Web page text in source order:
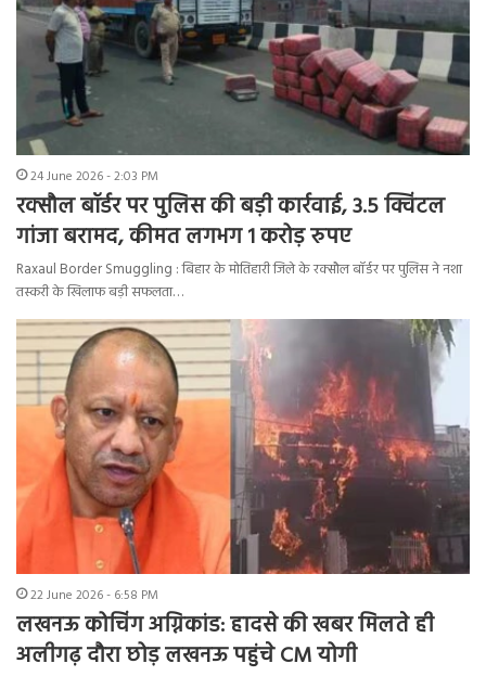
24 June 2026 - 2:03 PM
रक्सौल बॉर्डर पर पुलिस की बड़ी कार्रवाई, 3.5 क्विंटल
गांजा बरामद, कीमत लगभग 1 करोड़ रुपए
Raxaul Border Smuggling : बिहार के मोतिहारी जिले के रक्सौल बॉर्डर पर पुलिस ने नशा
तस्करी के खिलाफ बड़ी सफलता…
22 June 2026 - 6:58 PM
लखनऊ कोचिंग अग्निकांड: हादसे की खबर मिलते ही
अलीगढ़ दौरा छोड़ लखनऊ पहुंचे CM योगी